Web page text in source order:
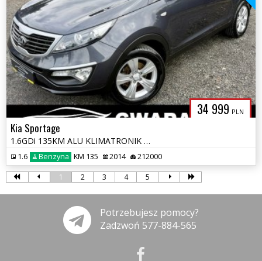
34 999 PLN
Kia Sportage
1.6GDi 135KM ALU KLIMATRONIK TEMPOMAT ELEKTRKA OPŁATY GWARANCJA
1.6 Benzyna KM 135 2014 212000
1 2 3 4 5
Potrzebujesz pomocy?
Zadzwoń 577-884-565